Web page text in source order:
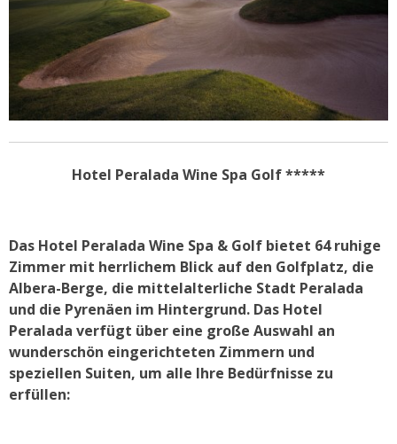
Hotel Peralada Wine Spa Golf *****
Das Hotel Peralada Wine Spa & Golf bietet 64 ruhige
Zimmer mit herrlichem Blick auf den Golfplatz, die
Albera-Berge, die mittelalterliche Stadt Peralada
und die Pyrenäen im Hintergrund. Das Hotel
Peralada verfügt über eine große Auswahl an
wunderschön eingerichteten Zimmern und
speziellen Suiten, um alle Ihre Bedürfnisse zu
erfüllen: